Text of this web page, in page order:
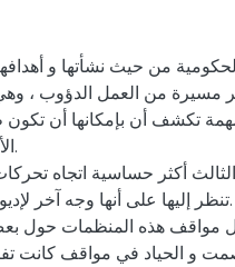
من حيث نشأتها و
مسيرة من العمل الدؤوب ، وهي
تكشف أن بإمكانها أن تكون
الثالث أكثر حساسية اتجاه
تنظر إليها على أنها وجه آخر
مواقف هذه المنظمات حول
و الحياد في مواقف كانت